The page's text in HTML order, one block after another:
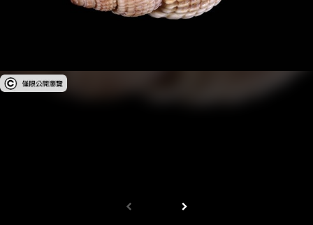
受著作權法保護-僅限於本平台有限度公開瀏覽